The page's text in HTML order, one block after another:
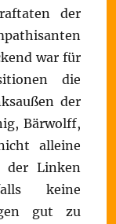
der
war für
die
der
Bärwolff,
alleine
der Linken
keine
gut zu